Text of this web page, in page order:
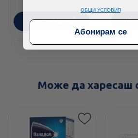
ПОРЪЧАЙ
Може да харесаш
ОБЩИ УСЛОВИЯ
Абонирам се